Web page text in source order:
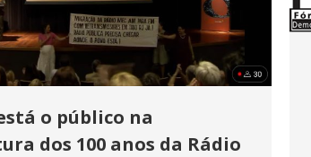
o público na
dos 100 anos da Rádio